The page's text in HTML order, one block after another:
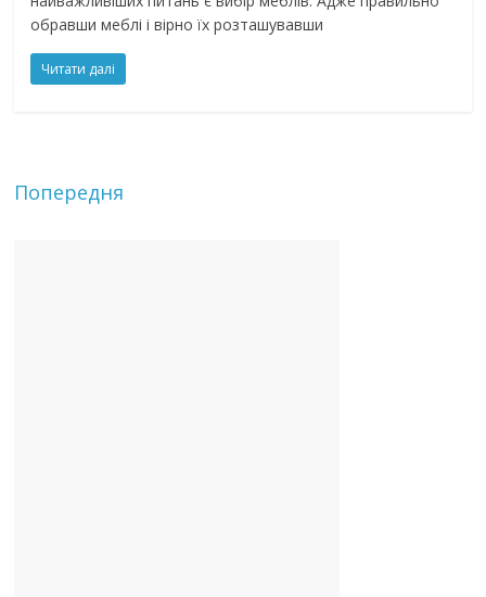
обравши меблі і вірно їх розташувавши
Читати далі
Попередня